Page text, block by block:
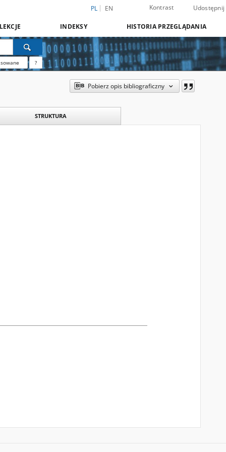
PL EN Kontrast Udostępnij
INDEKSY HISTORIA PRZEGLĄDANIA
?
Pobierz opis bibliograficzny
STRUKTURA